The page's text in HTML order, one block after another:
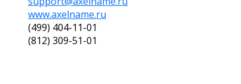
www.axelname.ru
(499) 404-11-01
(812) 309-51-01